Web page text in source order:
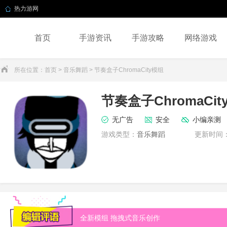
热力游网
首页 手游资讯 手游攻略 网络游戏
所在位置： 首页 > 音乐舞蹈 > 节奏盒子ChromaCity模组
节奏盒子
无广告 安全
小编亲测
游戏类型： 音乐舞蹈 更新时间
全新模组 拖拽式音乐创作